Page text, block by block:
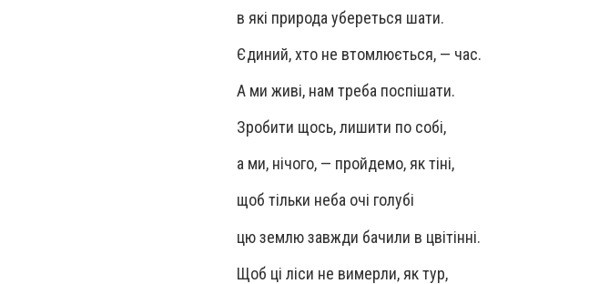
в які природа убереться шати.
Єдиний, хто не втомлюється, — час.
А ми живі, нам треба поспішати.
Зробити щось, лишити по собі,
а ми, нічого, — пройдемо, як тіні,
щоб тільки неба очі голубі
цю землю завжди бачили в цвітінні.
Щоб ці ліси не вимерли, як тур,